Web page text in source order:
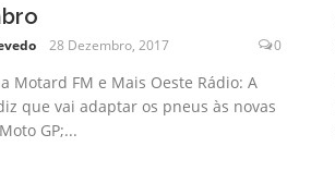
28 Dezembro, 2017 0
Motard FM e Mais Oeste Rádio: A
que vai adaptar os pneus às novas
GP;...